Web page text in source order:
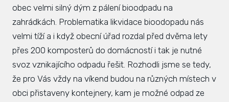
obec velmi silný dým z pálení bioodpadu na
zahrádkách. Problematika likvidace bioodopadu nás
velmi tíží a i když obecní úřad rozdal před dvěma lety
přes 200 komposterů do domácností i tak je nutné
svoz vznikajícího odpadu řešit. Rozhodli jsme se tedy,
že pro Vás vždy na víkend budou na různých místech v
obci přistaveny kontejnery, kam je možné odpad ze